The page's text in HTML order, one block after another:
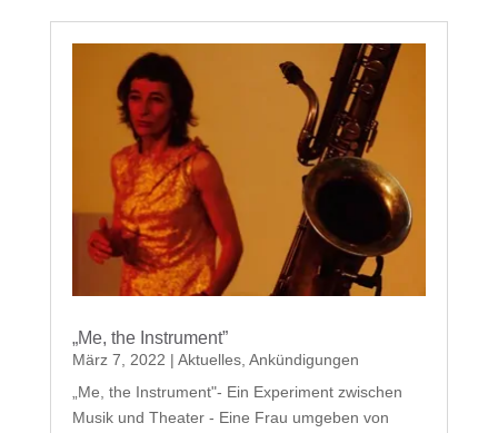
„Me, the Instrument”
März 7, 2022 | Aktuelles, Ankündigungen
„Me, the Instrument"- Ein Experiment zwischen
Musik und Theater - Eine Frau umgeben von